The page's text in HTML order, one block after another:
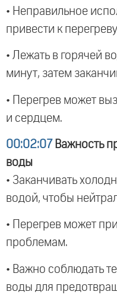
• Неправильное
привести к
• Лежать в горячей
минут, затем
• Перегрев может
и сердцем.
00:02:07 Важность
воды
• Заканчивать
водой, чтобы
• Перегрев может
проблемам.
• Важно соблюдать
воды для